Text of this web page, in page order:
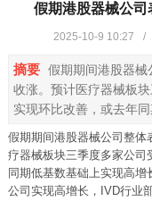
假期港股器械公
2025-10-9 10:27 /
摘要 假期期间港股器械
收涨。预计医疗器械板
实现环比改善，或去年
假期期间港股器械公司整体
疗器械板块三季度多家公司
同期低基数基础上实现高
公司实现高增长，IVD行业